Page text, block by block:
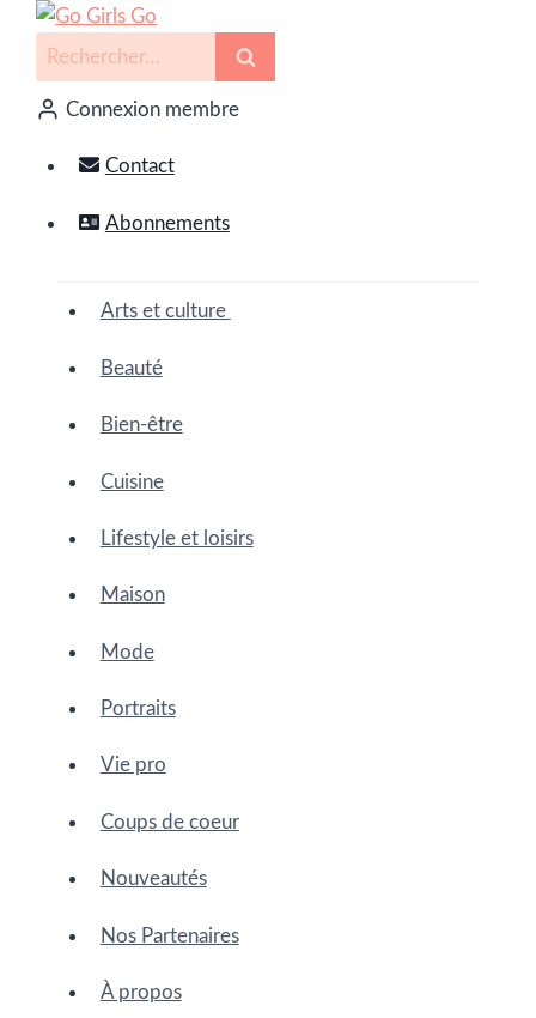
Connexion membre
Contact
Abonnements
Arts et culture
Beauté
Bien-être
Cuisine
Lifestyle et loisirs
Maison
Mode
Portraits
Vie pro
Coups de coeur
Nouveautés
Nos Partenaires
À propos